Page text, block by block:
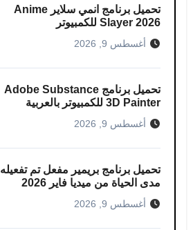
تحميل برنامج انمي سلاير​ Anime
Slayer 2026 للكمبيوتر
أغسطس 9, 2026
تحميل برنامج Adobe Substance
3D Painter للكمبيوتر بالعربية
أغسطس 9, 2026
تحميل برنامج بريمير مفعل تم تفعيله
مدى الحياة من ميديا ​​فاير 2026
أغسطس 9, 2026